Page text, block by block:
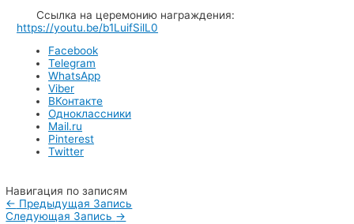
Ссылка на церемонию награждения:
https://youtu.be/b1LuifSilL0
Facebook
Telegram
WhatsApp
Viber
ВКонтакте
Одноклассники
Mail.ru
Pinterest
Twitter
Навигация по записям
← Предыдущая Запись
Следующая Запись →